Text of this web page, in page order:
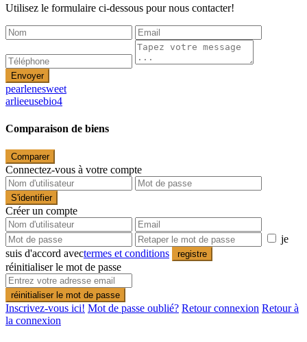
Utilisez le formulaire ci-dessous pour nous contacter!
Envoyer
pearlenesweet
arlieeusebio4
Comparaison de biens
Comparer
Connectez-vous à votre compte
S'identifier
Créer un compte
je
suis d'accord avectermes et conditions registre
réinitialiser le mot de passe
réinitialiser le mot de passe
Inscrivez-vous ici! Mot de passe oublié? Retour connexion Retour à
la connexion